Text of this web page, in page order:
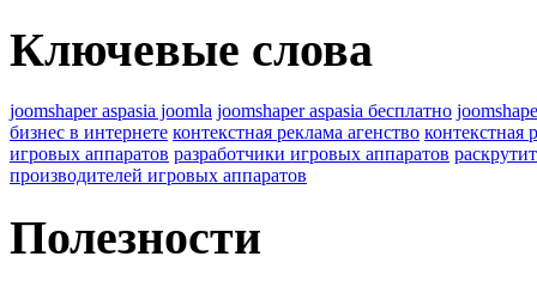
Ключевые слова
joomshaper aspasia joomla joomshaper aspasia бесплатно
бизнес в интернете контекстная реклама агенство контекстная
игровых аппаратов разработчики игровых аппаратов
производителей игровых аппаратов
Полезности